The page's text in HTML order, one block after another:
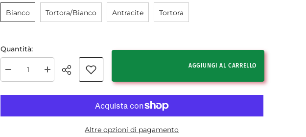
Bianco Tortora/Bianco Antracite Tortora
Quantità:
Diminuire
la
per
140
Aumenta
la
per
140
AGGIUNGI AL CARRELLO
Altre opzioni di pagamento